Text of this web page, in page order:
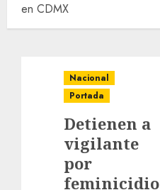
en CDMX
Nacional
Portada
Detienen a
vigilante
por
feminicidio